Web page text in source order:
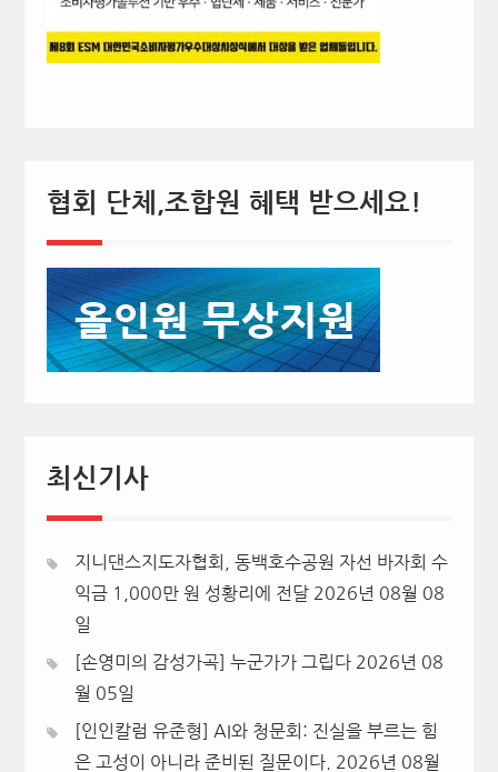
협회 단체,조합원 혜택 받으세요!
최신기사
지니댄스지도자협회, 동백호수공원 자선 바자회 수
익금 1,000만 원 성황리에 전달 2026년 08월 08
일
[손영미의 감성가곡] 누군가가 그립다 2026년 08
월 05일
[인인칼럼 유준형] AI와 청문회: 진실을 부르는 힘
은 고성이 아니라 준비된 질문이다.
2026년 08월